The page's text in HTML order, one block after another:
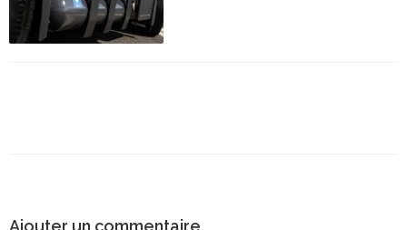
Ajouter un commentaire